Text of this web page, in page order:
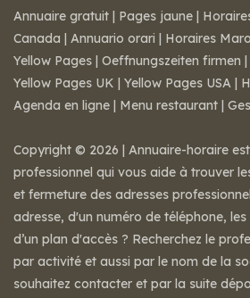
Annuaire gratuit | Pages jaune |
Canada | Annuario orari | Horaires
Yellow Pages | Oeffnungszeiten firmen |
Yellow Pages UK | Yellow Pages USA |
Agenda en ligne | Menu restaurant |
Copyright © 2026 | Annuaire-horaire est
professionnel qui vous aide à trouver
et fermeture des adresses
adresse, d'un numéro de téléphone, les
d’un plan d'accès ? Recherchez le
par activité et aussi par le nom de la
souhaitez contacter et par la suite